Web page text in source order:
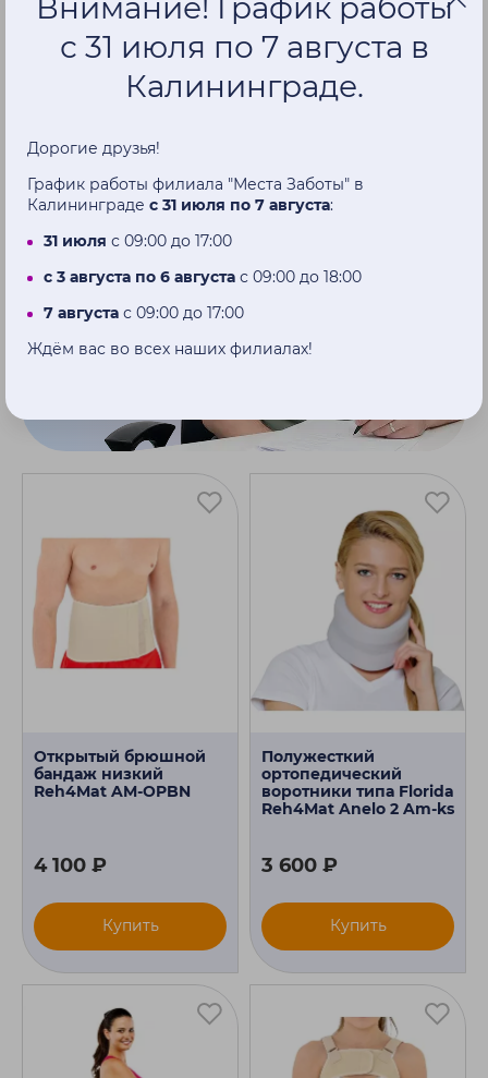
Нет нужной коляски в вашей ИПРА?
Поможем с внесением изменений в документ
Получить консультацию
Открытый брюшной
бандаж низкий
Reh4Mat AM-OPBN
4 100 ₽
Купить
Полужесткий
ортопедический
воротники типа Florida
Reh4Mat Anelo 2 Am-ks
3 600 ₽
Купить
Внимание! График работы
с 31 июля по 7 августа в
Калининграде.
Дорогие друзья!
График работы филиала "Места Заботы" в
Калининграде с 31 июля по 7 августа:
31 июля с 09:00 до 17:00
с 3 августа по 6 августа с 09:00 до 18:00
7 августа с 09:00 до 17:00
Ждём вас во всех наших филиалах!